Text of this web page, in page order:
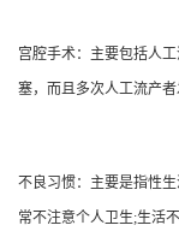
宫腔手术：主要包括人
塞，而且多次人工流产者
不良习惯：主要是指性
常不注意个人卫生;生活